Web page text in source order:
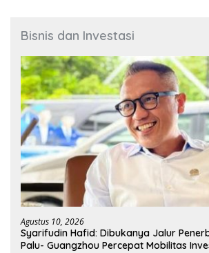
Bisnis dan Investasi
Agustus 10, 2026
Syarifudin Hafid: Dibukanya Jalur
Palu- Guangzhou Percepat Mobilitas